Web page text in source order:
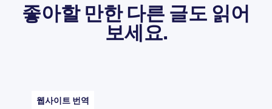
좋아할 만한 다른 글도 읽어
보세요.
웹사이트 번역